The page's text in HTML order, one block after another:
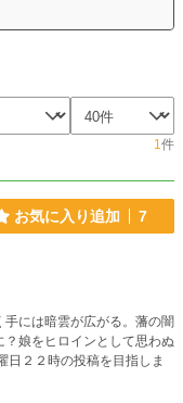
1件
お気に入り追加 7
には暗雲が広がる。藩の闇
娘をヒロインとして思わぬ
２２時の投稿を目指しま